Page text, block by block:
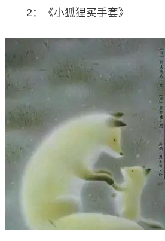
2：《小狐狸买手套》